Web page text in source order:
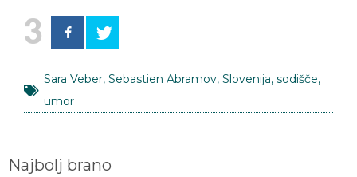
3
Sara Veber, Sebastien Abramov, Slovenija, sodišče,
umor
Najbolj brano